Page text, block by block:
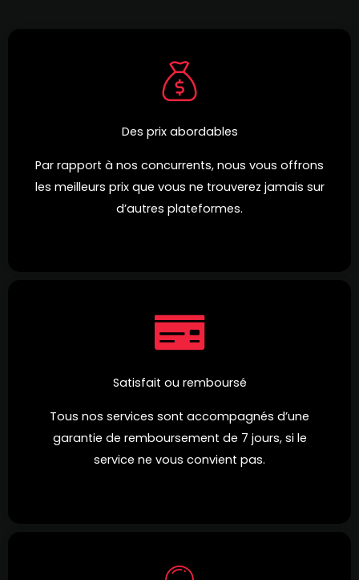
Des prix abordables
Par rapport à nos concurrents, nous vous offrons
les meilleurs prix que vous ne trouverez jamais sur
d’autres plateformes.
Satisfait ou remboursé
Tous nos services sont accompagnés d’une
garantie de remboursement de 7 jours, si le
service ne vous convient pas.